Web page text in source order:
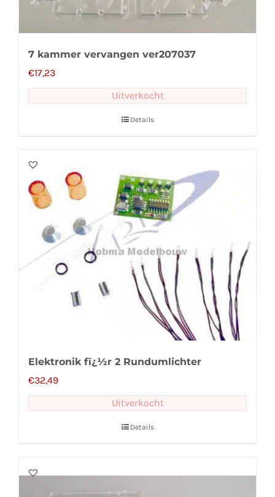
7 kammer vervangen ver207037
€17,23
Uitverkocht
Details
Elektronik fï¿½r 2 Rundumlichter
€32,49
Uitverkocht
Details